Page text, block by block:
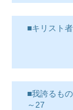
■キリスト
■我誇るも
～27